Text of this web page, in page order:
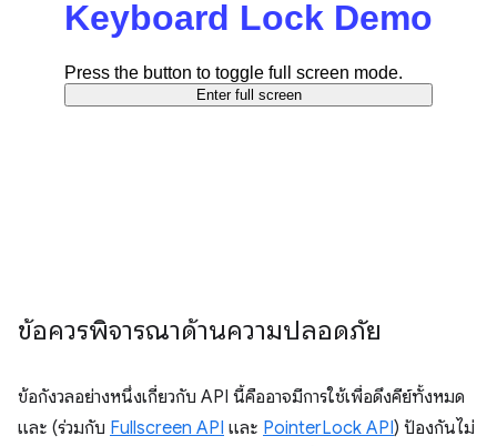
ข้อควรพิจารณาด้านความปลอดภัย
ข้อกังวลอย่างหนึ่งเกี่ยวกับ API นี้คืออาจมีการใช้เพื่อดึงคีย์ทั้งหมด
และ (ร่วมกับ Fullscreen API และ PointerLock API) ป้องกันไม่